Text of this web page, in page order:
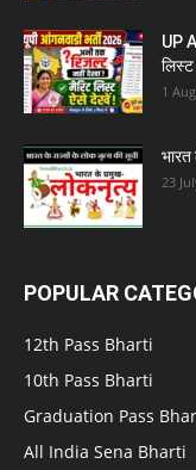
UP
1
23
POPULAR
12th Pass Bharti
10th Pass Bharti
Graduation Pass
All India Sena Bharti